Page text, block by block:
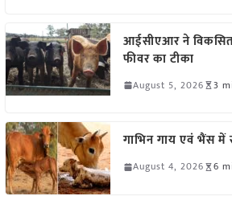
आईसीएआर ने विकसित
फीवर का टीका
August 5, 2026 3
गाभिन गाय एवं भैंस में
August 4, 2026 6